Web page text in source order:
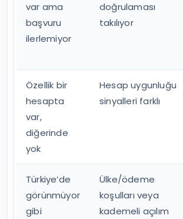
var ama
başvuru
ilerlemiyor
doğrulaması
takılıyor
Özellik bir
hesapta
var,
diğerinde
yok
Hesap uygunluğu
sinyalleri farklı
Türkiye’de
görünmüyor
gibi
Ülke/ödeme
koşulları veya
kademeli açılım